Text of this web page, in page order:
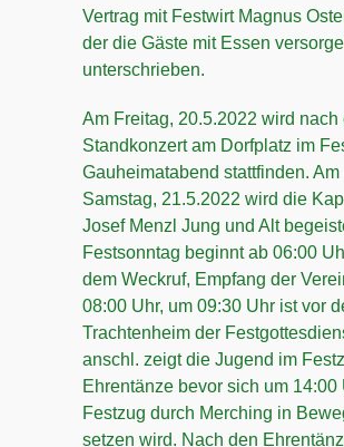
Vertrag mit Festwirt Magnus
der die Gäste mit Essen
unterschrieben.
Am Freitag, 20.5.2022 wird nach
Standkonzert am Dorfplatz im
Gauheimatabend stattfinden. Am
Samstag, 21.5.2022 wird die
Josef Menzl Jung und Alt
Festsonntag beginnt ab 06:00
dem Weckruf, Empfang der
08:00 Uhr, um 09:30 Uhr ist vor
Trachtenheim der
anschl. zeigt die Jugend im
Ehrentänze bevor sich um 14:00
Festzug durch Merching in
setzen wird. Nach den